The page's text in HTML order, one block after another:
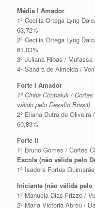
Média I Amador
1º Cecilia Ortega Lyng
63,72%
2º Cecilia Ortega Lyng
61,03%
3º Juliana Ribas /
4º Sandra de Almeida /
Forte I Amador
1º Cintia Cimbaluk /
válido pelo Desafio Brasil)
2º Eliana Dutra de
60,83%
Forte II
1º Bruno Gomes / Cortes
Escola (não válida pelo
1º Isadora Fortes
Iniciante (não válida pelo
1º Manuela Dias Frizzo /
2º Maria Victoria Abreu /